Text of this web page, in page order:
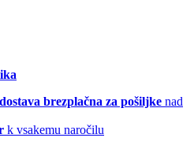
brezplačna za pošiljke nad
k vsakemu naročilu